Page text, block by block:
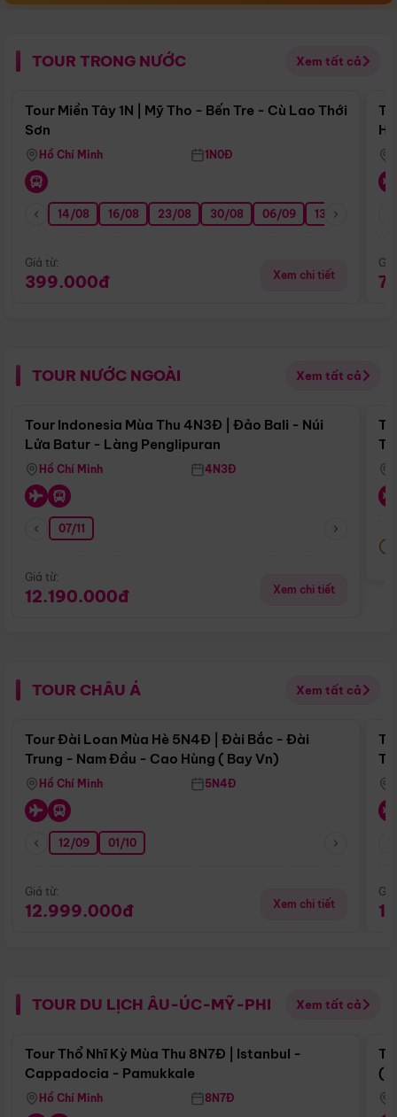
TOUR TRONG NƯỚC Xem tất cả
Điểm nổi bật
Tour Miền Tây 1N | Mỹ Tho - Bến Tre - Cù Lao Thới
Sơn
Hồ Chí Minh 1N0Đ
14/08 16/08 23/08 30/08 06/09 13/09
Giá từ:
399.000đ Xem chi tiết
TOUR NƯỚC NGOÀI Xem tất cả
Điểm nổi bật
Tour Indonesia Mùa Thu 4N3Đ | Đảo Bali - Núi
Lửa Batur - Làng Penglipuran
Hồ Chí Minh 4N3Đ
07/11
Giá từ:
12.190.000đ Xem chi tiết
TOUR CHÂU Á Xem tất cả
Điểm nổi bật
Tour Đài Loan Mùa Hè 5N4Đ | Đài Bắc - Đài
Trung - Nam Đầu - Cao Hùng ( Bay Vn)
Hồ Chí Minh 5N4Đ
12/09 01/10
Giá từ:
12.999.000đ Xem chi tiết
TOUR DU LỊCH ÂU-ÚC-MỸ-PHI Xem tất cả
Điểm nổi bật
Tour Thổ Nhĩ Kỳ Mùa Thu 8N7Đ | Istanbul -
Cappadocia - Pamukkale
Hồ Chí Minh 8N7Đ